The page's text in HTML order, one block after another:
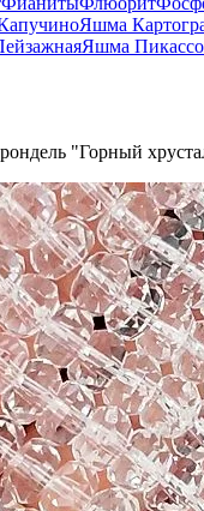
Яшма
Яшма Пикассо
"Горный